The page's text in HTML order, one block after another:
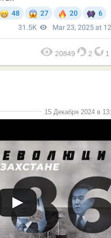
20849 2 1
15 Декабря 2024 в